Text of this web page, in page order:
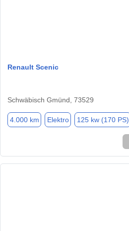
Renault Scenic
Schwäbisch Gmünd, 73529
4.000 km Elektro 125 kw (170 PS)